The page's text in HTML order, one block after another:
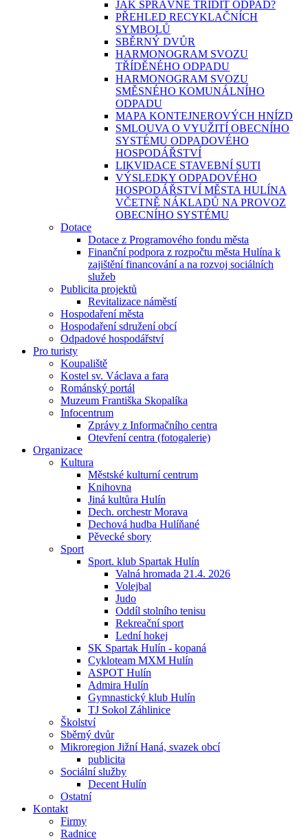
JAK SPRÁVNĚ TŘÍDIT ODPAD?
PŘEHLED RECYKLAČNÍCH
SYMBOLŮ
SBĚRNÝ DVŮR
HARMONOGRAM SVOZU
TŘÍDĚNÉHO ODPADU
HARMONOGRAM SVOZU
SMĚSNÉHO KOMUNÁLNÍHO
ODPADU
MAPA KONTEJNEROVÝCH HNÍZD
SMLOUVA O VYUŽITÍ OBECNÍHO
SYSTÉMU ODPADOVÉHO
HOSPODÁŘSTVÍ
LIKVIDACE STAVEBNÍ SUTI
VÝSLEDKY ODPADOVÉHO
HOSPODÁŘSTVÍ MĚSTA HULÍNA
VČETNĚ NÁKLADŮ NA PROVOZ
OBECNÍHO SYSTÉMU
Dotace
Dotace z Programového fondu města
Finanční podpora z rozpočtu města Hulína k
zajištění financování a na rozvoj sociálních
služeb
Publicita projektů
Revitalizace náměstí
Hospodaření města
Hospodaření sdružení obcí
Odpadové hospodářství
Pro turisty
Koupaliště
Kostel sv. Václava a fara
Románský portál
Muzeum Františka Skopalíka
Infocentrum
Zprávy z Informačního centra
Otevření centra (fotogalerie)
Organizace
Kultura
Městské kulturní centrum
Knihovna
Jiná kultůra Hulín
Dech. orchestr Morava
Dechová hudba Hulíňané
Pěvecké sbory
Sport
Sport. klub Spartak Hulín
Valná hromada 21.4. 2026
Volejbal
Judo
Oddíl stolního tenisu
Rekreační sport
Lední hokej
SK Spartak Hulín - kopaná
Cykloteam MXM Hulín
ASPOT Hulín
Admira Hulín
Gymnastický klub Hulín
TJ Sokol Záhlinice
Školství
Sběrný dvůr
Mikroregion Jižní Haná, svazek obcí
publicita
Sociální služby
Decent Hulín
Ostatní
Kontakt
Firmy
Radnice